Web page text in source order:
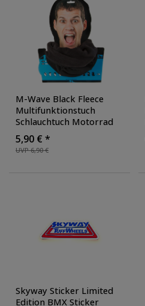
M-Wave Black Fleece
Multifunktionstuch
Schlauchtuch Motorrad
Fahrrad Schlauchschal
Halstuch schwarz
UVP 6,90 €
5,90 € *
Skyway Sticker Limited
Edition BMX Sticker